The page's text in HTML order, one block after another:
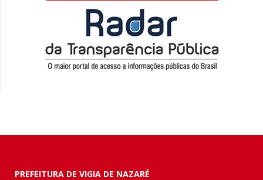
PREFEITURA DE VIGIA DE NAZARÉ